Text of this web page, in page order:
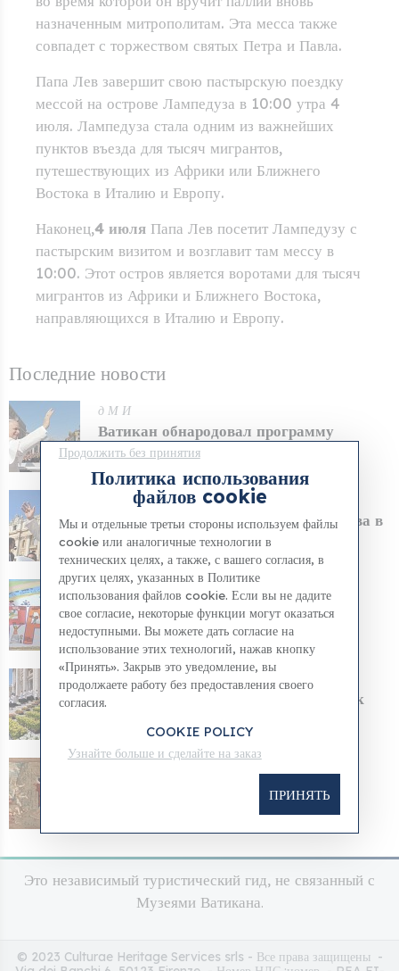
назначенным митрополитам. Эта месса также
совпадет с торжеством святых Петра и Павла.
Папа Лев завершит свою пастырскую поездку
мессой на острове Лампедуза в 10:00 утра 4
июля. Лампедуза стала одним из важнейших
пунктов въезда для тысяч мигрантов,
путешествующих из Африки или Ближнего
Востока в Италию и Европу.
Наконец,4 июля Папа Лев посетит Лампедузу с
пастырским визитом и возглавит там мессу в
10:00. Этот остров является воротами для тысяч
мигрантов из Африки и Ближнего Востока,
направляющихся в Италию и Европу.
Последние новости
д М И
Ватикан обнародовал программу
пастырского визита П...
Объявлен маршрут визита Папы Льва в
Неаполь и Помп...
д М И
Пациенты Ватиканской детской
больницы нарисовали к...
Папа Лев I: Пасха открывает дверь к
Это независимый туристический гид, не связанный с
Музеями Ватикана.
© 2023 Culturae Heritage Services srls - Все права защищены -
Продолжить без принятия
Политика использования
файлов cookie
Мы и отдельные третьи стороны используем файлы
cookie или аналогичные технологии в
технических целях, а также, с вашего согласия, в
других целях, указанных в Политике
использования файлов cookie. Если вы не дадите
свое согласие, некоторые функции могут оказаться
недоступными. Вы можете дать согласие на
использование этих технологий, нажав кнопку
«Принять». Закрыв это уведомление, вы
продолжаете работу без предоставления своего
согласия.
COOKIE POLICY
Узнайте больше и сделайте на заказ
ПРИНЯТЬ